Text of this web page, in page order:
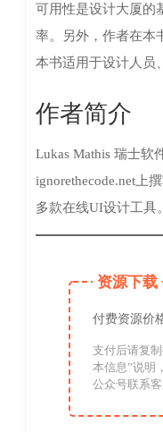
可用性是设计大厦的
率。另外，作者在本
本书适用于设计人员
作者简介
Lukas Mathis 瑞士软
ignorethecode.net上
多款在线UI设计工具。
资源下载
付费资源价
支付后请复
本信息”说明
公众号联系客